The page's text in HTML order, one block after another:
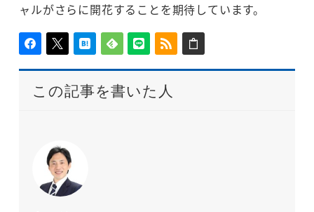
ャルがさらに開花することを期待しています。
この記事を書いた人